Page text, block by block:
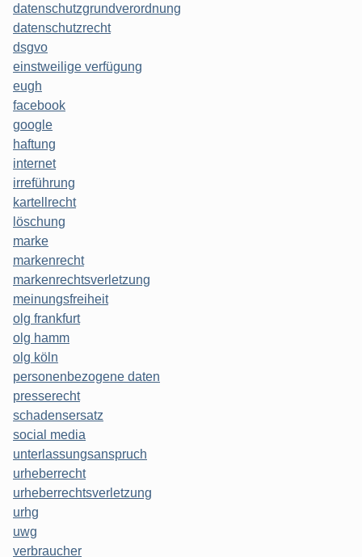
datenschutzgrundverordnung
datenschutzrecht
dsgvo
einstweilige verfügung
eugh
facebook
google
haftung
internet
irreführung
kartellrecht
löschung
marke
markenrecht
markenrechtsverletzung
meinungsfreiheit
olg frankfurt
olg hamm
olg köln
personenbezogene daten
presserecht
schadensersatz
social media
unterlassungsanspruch
urheberrecht
urheberrechtsverletzung
urhg
uwg
verbraucher